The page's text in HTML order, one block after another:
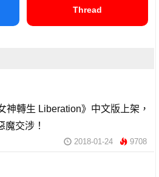
Thread
神轉生 Liberation》中文版上架，
魔交涉！
2018-01-24 9708